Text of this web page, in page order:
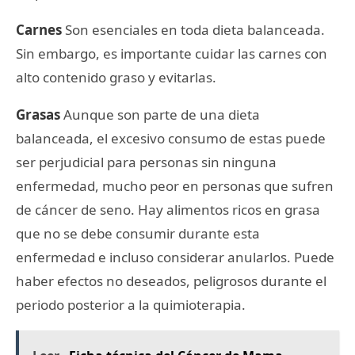
Carnes Son esenciales en toda dieta balanceada.
Sin embargo, es importante cuidar las carnes con
alto contenido graso y evitarlas.
GrasasAunque son parte de una dieta
balanceada, el excesivo consumo de estas puede
ser perjudicial para personas sin ninguna
enfermedad, mucho peor en personas que sufren
de cáncer de seno. Hay alimentos ricos en grasa
que no se debe consumir durante esta
enfermedad e incluso considerar anularlos. Puede
haber efectos no deseados, peligrosos durante el
periodo posterior a la quimioterapia.